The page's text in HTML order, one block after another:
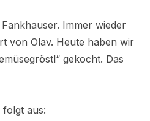
Immer wieder
von Olav. Heute haben wir
gekocht. Das
folgt aus: